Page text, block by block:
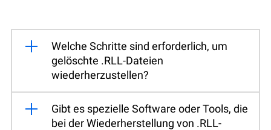
Welche Schritte sind erforderlich, um
gelöschte .RLL-Dateien
wiederherzustellen?
Gibt es spezielle Software oder Tools, die
bei der Wiederherstellung von .RLL-